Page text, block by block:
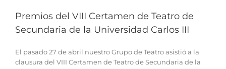
Premios del VIII Certamen de Teatro de
Secundaria de la Universidad Carlos III
El pasado 27 de abril nuestro Grupo de Teatro asistió a la
clausura del VIII Certamen de Teatro de Secundaria de la